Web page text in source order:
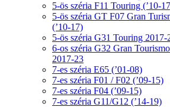
5-ös széria F11 Touring (’10-
5-ös széria GT F07 Gran
(’10-17)
5-ös széria G31 Touring 2017-
6-os széria G32 Gran
2017-23
7-es széria E65 (’01-08)
7-es széria F01 / F02 (’09-15)
7-es széria F04 (’09-15)
7-es széria G11/G12 (’14-19)